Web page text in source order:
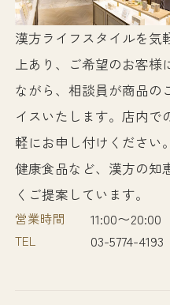
漢方ライフスタイルを気
上あり、ご希望のお客様
ながら、相談員が商品の
イスいたします。店内で
軽にお申し付けください
健康食品など、漢方の知
くご提案しています。
営業時間 11:00〜20:00
TEL 03-5774-4193